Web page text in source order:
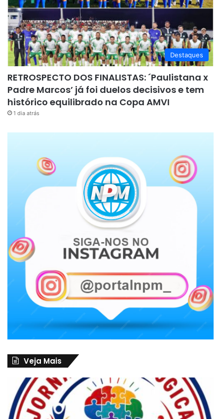
Destaques
RETROSPECTO DOS FINALISTAS: ´Paulistana x
Padre Marcos’ já foi duelos decisivos e tem
histórico equilibrado na Copa AMVI
1 dia atrás
Veja Mais